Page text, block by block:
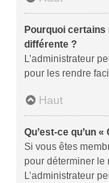
Pourquoi certains
différente ?
L’administrateur
pour les rendre
Haut
Qu’est-ce qu’un
Si vous êtes
pour déterminer le
L’administrateur